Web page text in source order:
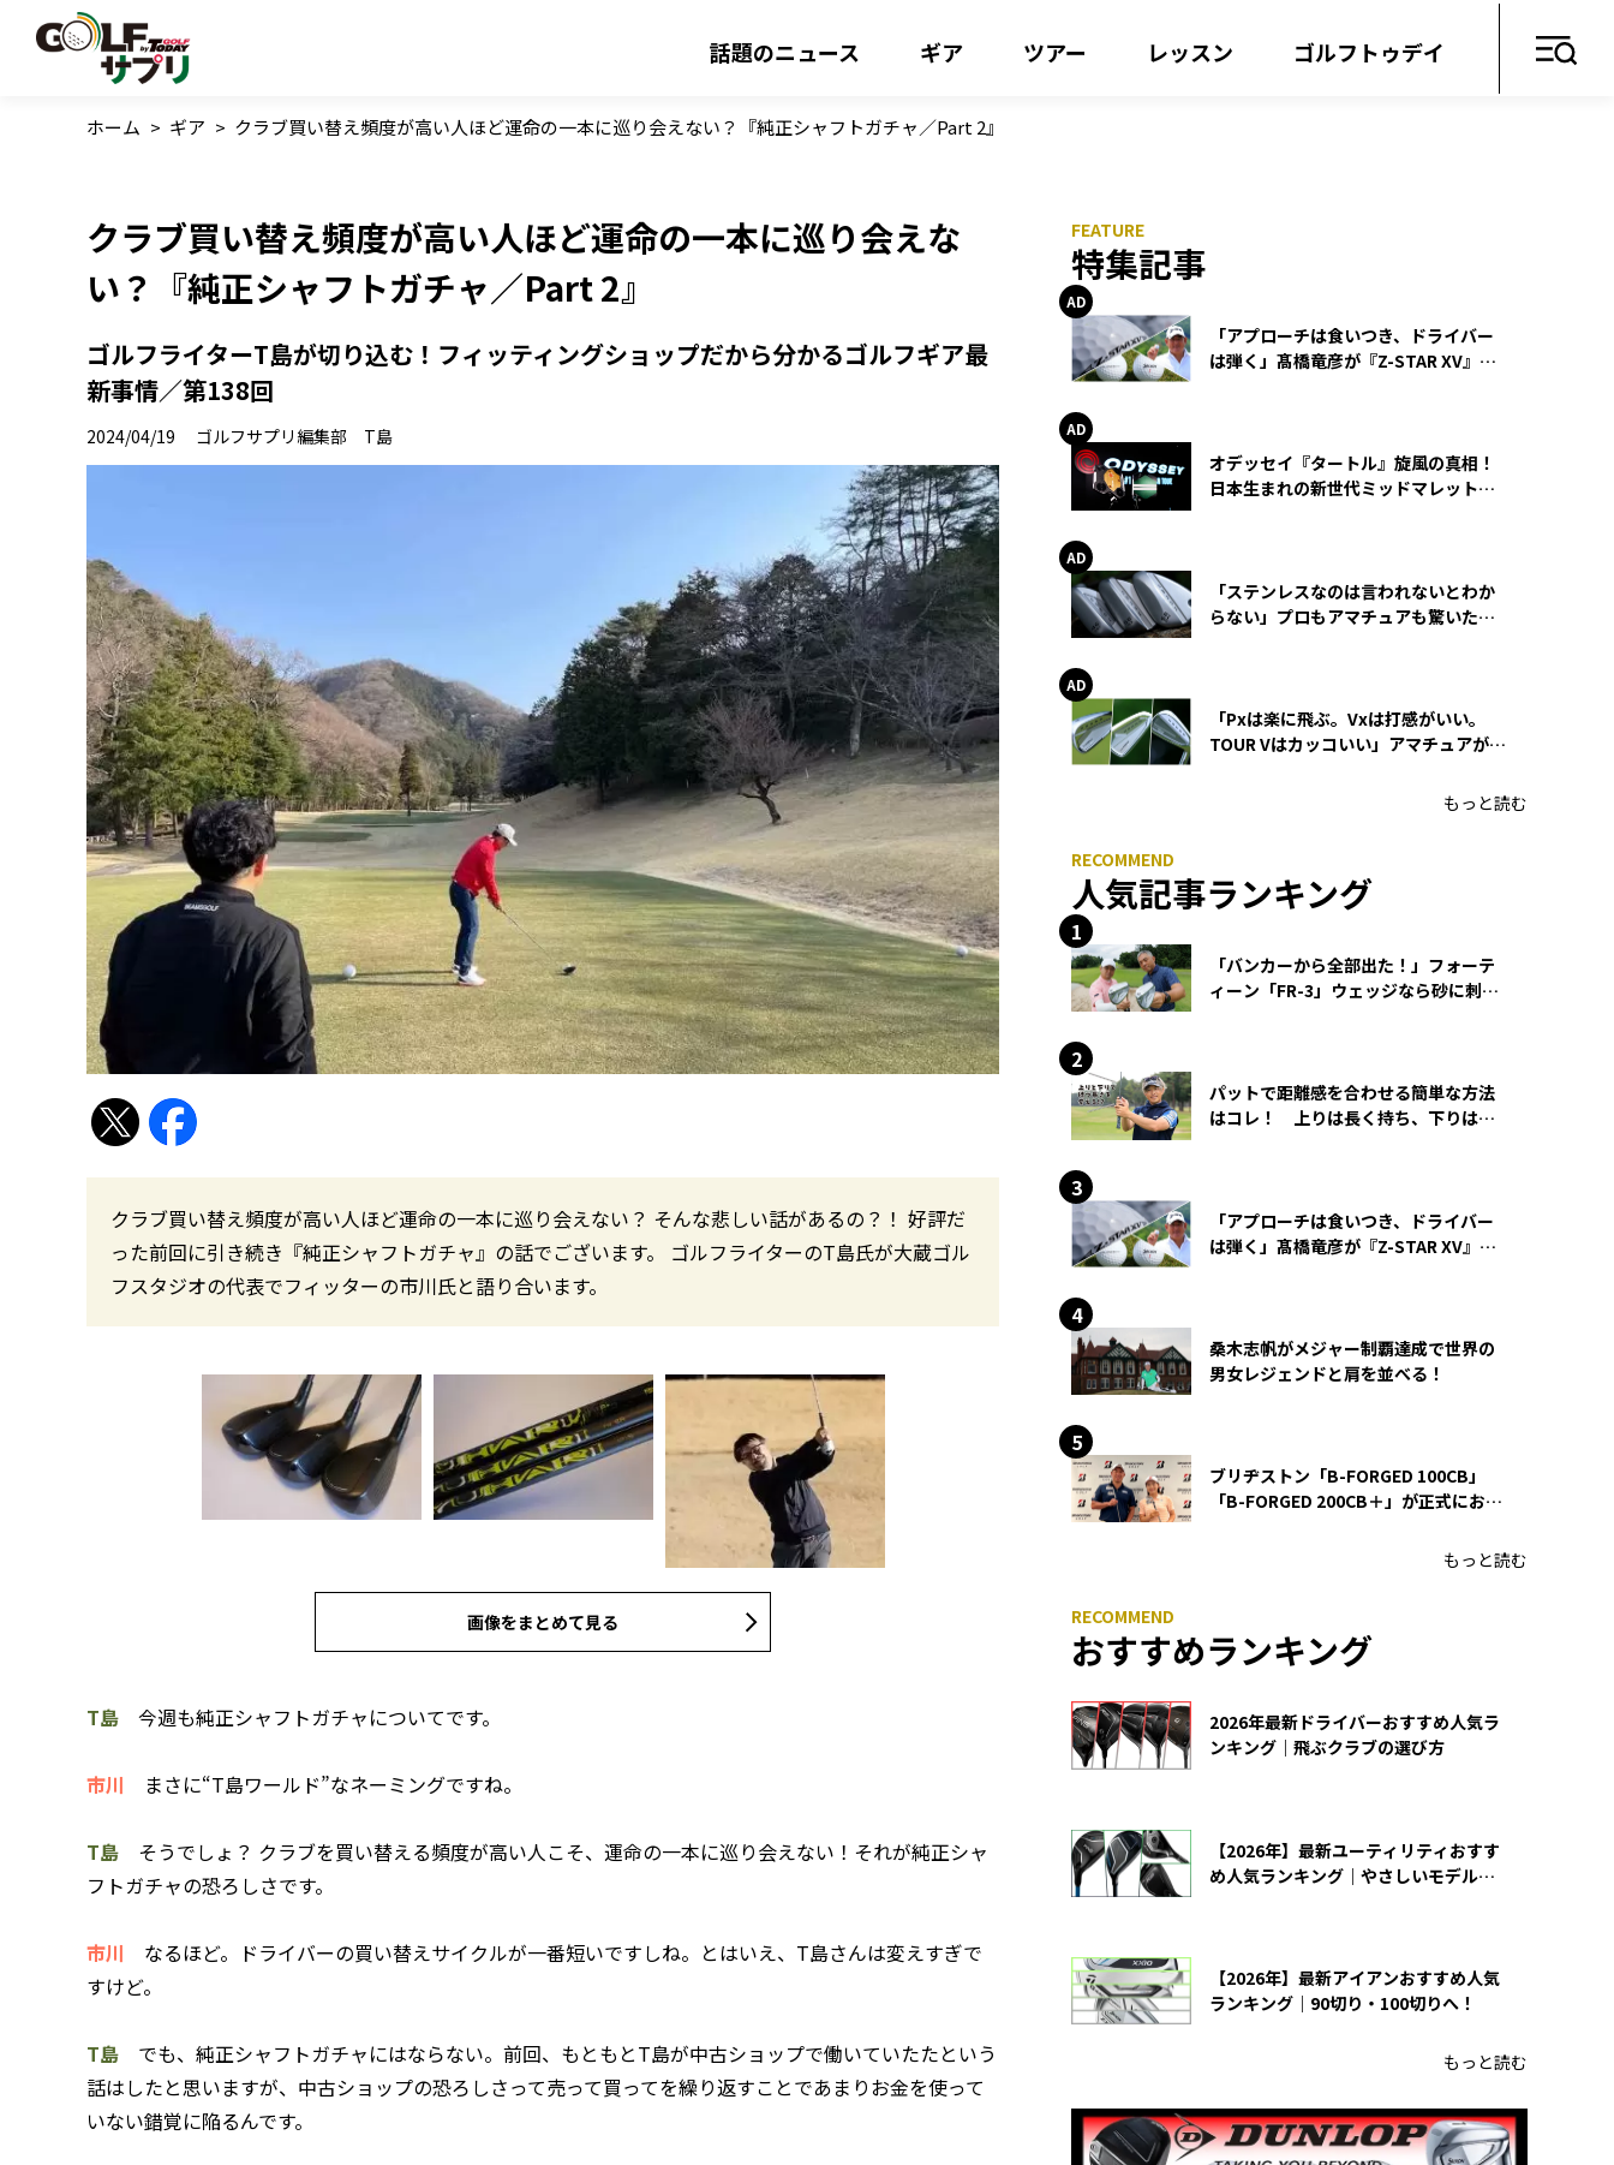
話題のニュース ギア ツアー レッスン ゴルフトゥデイ
ホーム > ギア > クラブ買い替え頻度が高い人ほど運命の一本に巡り会えない？『純正シャフトガチャ／Part 2』
クラブ買い替え頻度が高い人ほど運命の一本に巡り会えな
い？『純正シャフトガチャ／Part 2』
ゴルフライターT島が切り込む！フィッティングショップだから分かるゴルフギア最
新事情／第138回
2024/04/19 ゴルフサプリ編集部 T島
クラブ買い替え頻度が高い人ほど運命の一本に巡り会えない？ そんな悲しい話があるの？！ 好評だ
った前回に引き続き『純正シャフトガチャ』の話でございます。 ゴルフライターのT島氏が大蔵ゴル
フスタジオの代表でフィッターの市川氏と語り合います。
画像をまとめて見る
T島 今週も純正シャフトガチャについてです。
市川 まさに“T島ワールド”なネーミングですね。
T島 そうでしょ？ クラブを買い替える頻度が高い人こそ、運命の一本に巡り会えない！それが純正シャ
フトガチャの恐ろしさです。
市川 なるほど。ドライバーの買い替えサイクルが一番短いですしね。とはいえ、T島さんは変えすぎで
すけど。
T島 でも、純正シャフトガチャにはならない。前回、もともとT島が中古ショップで働いていたたという
話はしたと思いますが、中古ショップの恐ろしさって売って買ってを繰り返すことであまりお金を使って
いない錯覚に陥るんです。
特集記事
「アプローチは食いつき、ドライバー
は弾く」髙橋竜彦が『Z-STAR XV』を
オデッセイ『タートル』旋風の真相！
日本生まれの新世代ミッドマレットが
「ステンレスなのは言われないとわか
らない」プロもアマチュアも驚いた
「Pxは楽に飛ぶ。Vxは打感がいい。
TOUR Vはカッコいい」アマチュアが選
もっと読む
人気記事ランキング
「バンカーから全部出た！」フォーテ
ィーン「FR-3」ウェッジなら砂に刺さ
パットで距離感を合わせる簡単な方法
はコレ！ 上りは長く持ち、下りは短
「アプローチは食いつき、ドライバー
は弾く」髙橋竜彦が『Z-STAR XV』を
桑木志帆がメジャー制覇達成で世界の
男女レジェンドと肩を並べる！
ブリヂストン「B-FORGED 100CB」
「B-FORGED 200CB＋」が正式にお披
もっと読む
おすすめランキング
2026年最新ドライバーおすすめ人気ラ
ンキング｜飛ぶクラブの選び方
【2026年】最新ユーティリティおすす
め人気ランキング｜やさしいモデルの
【2026年】最新アイアンおすすめ人気
ランキング｜90切り・100切りへ！
もっと読む